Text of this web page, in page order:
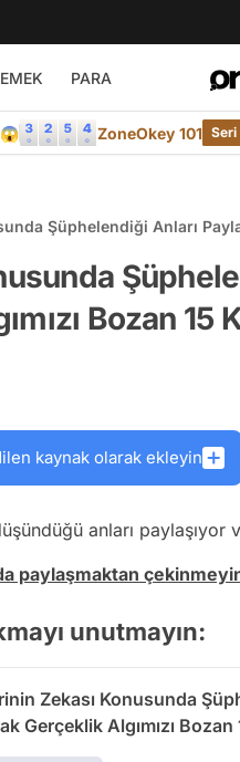
PARA
ZoneOkey 101 Seri
Şüphelendiği Anları
Bozan 15
kaynak olarak ekleyin
anları
paylaşmaktan
unutmayın:
Zekası Konusunda
Gerçeklik Algımızı Bozan